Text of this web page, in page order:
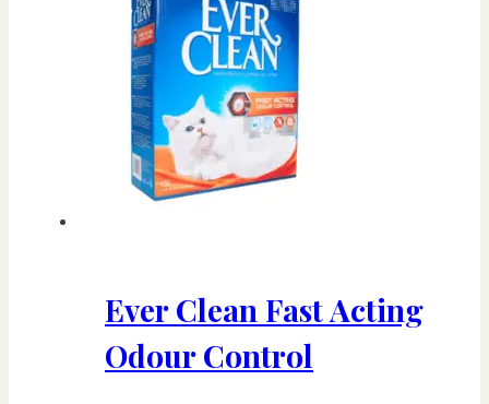
Ever Clean Fast Acting
Odour Control